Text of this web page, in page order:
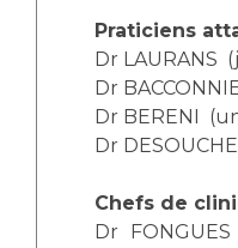
Handi 13
Pôle Médecine
Accueil sourds et
Charte Romain Jacob
Mouvement Parcours
Professionnels
Réseaux de soins
Adresser un examen
Praticiens
Dr LAURANS
Dr
Dr BERENI
Dr
Chefs de
Dr